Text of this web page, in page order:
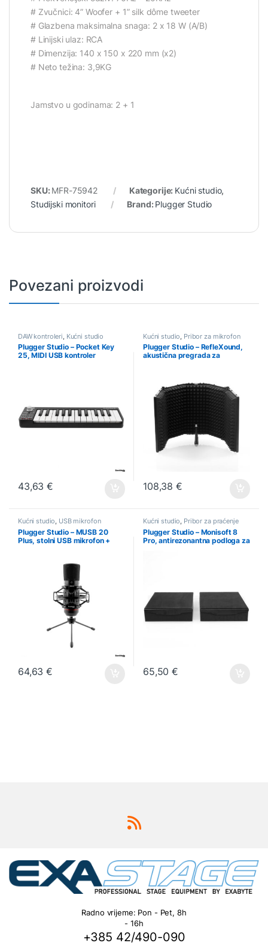
# Zvučnici: 4” Woofer + 1” silk dôme tweeter
# Glazbena maksimalna snaga: 2 x 18 W (A/B)
# Linijski ulaz: RCA
# Dimenzija: 140 x 150 x 220 mm (x2)
# Neto težina: 3,9KG
Jamstvo u godinama: 2 + 1
SKU:MFR-75942 Kategorije: Kućni studio,
Studijski monitori
Brand:Plugger Studio
Povezani proizvodi
DAW kontroleri Kućni studio
Plugger Studio – Pocket Key
25, MIDI USB kontroler
43,63€
Kućni studio Pribor za mikrofon
Plugger Studio – RefleXound,
akustična pregrada za
108,38€
Kućni studio, USB mikrofon
Plugger Studio – MUSB 20
Plus, stolni USB mikrofon +
64,63€
Kućni studio, Pribor za praćenje
Plugger Studio – Monisoft 8
Pro, antirezonantna podloga za
65,50€
Radno vrijeme: Pon - Pet, 8h
- 16h
+385 42/490-090